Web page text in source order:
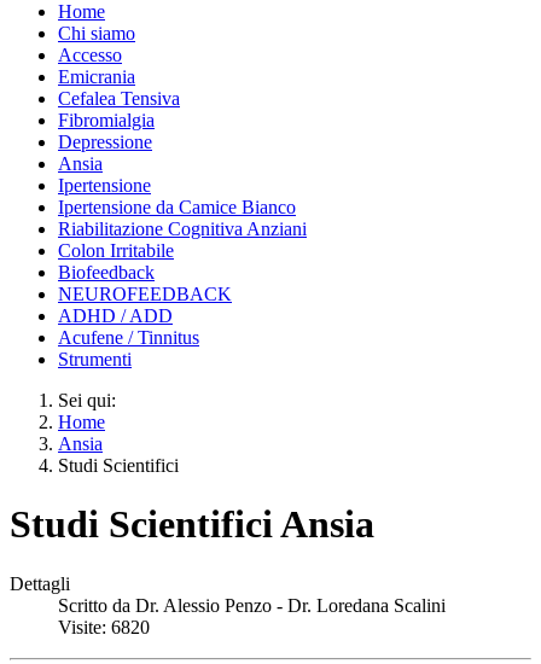
Home
Chi siamo
Accesso
Emicrania
Cefalea Tensiva
Fibromialgia
Depressione
Ansia
Ipertensione
Ipertensione da Camice Bianco
Riabilitazione Cognitiva Anziani
Colon Irritabile
Biofeedback
NEUROFEEDBACK
ADHD / ADD
Acufene / Tinnitus
Strumenti
Sei qui:
Home
Ansia
Studi Scientifici
Studi Scientifici Ansia
Dettagli
Scritto da Dr. Alessio Penzo - Dr. Loredana Scalini
Visite: 6820